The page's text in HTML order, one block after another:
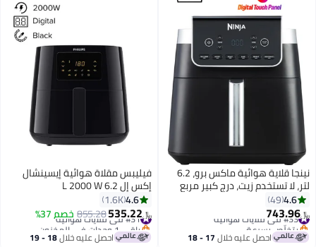
نينجا قلاية هوائية ماكس برو، 6.2
لتر، لا تستخدم زيت، درج كبير مربع
مفرد، للشواء، الخبز، القلي الهوائي،
بحجم عائلي، رقمية، طهي من
المجمد، سلة آمنة لغسالة الصحون
وطبق مقرمش
4.6
49
﷼‏743.96
#33 في قلايات هوائية
بتخلّص بسرعة
#33 في قلايات هوائية احصل عليه خلال 17 - 18
فيليبس مقلاة هوائية إيسينشال
إكس إل 6.2 L 2000 W
HD9270/90/91/70 أسود
4.6
1.6K
﷼‏535.22
855.28خصم 37% #31 في قلايات هوائية
باقي 1 وحدات في المخزون
#31 في قلايات هوائية احصل عليه خلال 18 - 19